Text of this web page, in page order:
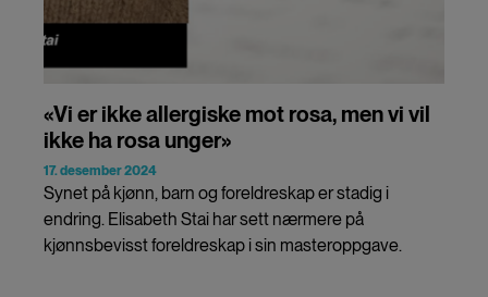
«Vi er ikke allergiske mot rosa, men vi vil
ikke ha rosa unger»
17. desember 2024
Synet på kjønn, barn og foreldreskap er stadig i
endring. Elisabeth Stai har sett nærmere på
kjønnsbevisst foreldreskap i sin masteroppgave.